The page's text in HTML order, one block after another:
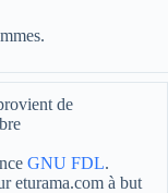
de
GNU FDL.
eturama.com à but